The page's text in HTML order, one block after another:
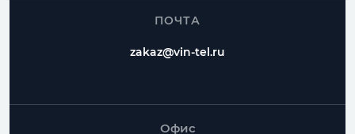
ПОЧТА
zakaz@vin-tel.ru
Офис